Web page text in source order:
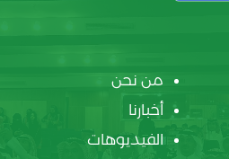
من نحن
أخبارنا
الفيديوهات